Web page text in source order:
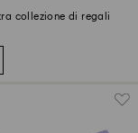
collezione di regali